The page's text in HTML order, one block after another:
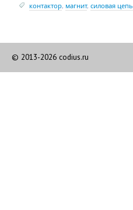
контактор, магнит, силовая цепь
© 2013-2026 codius.ru